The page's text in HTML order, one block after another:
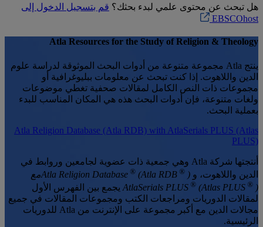
هل تبحث عن محتوى علمي لبدء بحثك؟ قم بتسجيل الدخول إلى
EBSCOhost
Atla Resources for the Study of Religion & Theology
ينتج Atla مجموعة متنوعة من أدوات البحث الموثوقة لدراسة علوم
الدين واللاهوت. إذا كنت تبحث عن معلومات ببليوغرافية أو
مجموعات ذات النص الكامل لمقالات صحفية تغطي موضوعات
ولغات متنوعة، فإن أدوات البحث هذه هي المكان المناسب للبدء
بعملية البحث.
Atla Religion Database (Atla RDB) with AtlaSerials PLUS (Atlas
PLUS)
أنتجتها شركة Atla وهي جمعية ذات عضوية لجامعين وروابط في
الدين واللاهوت، و
® (Atla RDB ®
)مع
AtlaSerials PLUS ® (Atlas PLUS ® )
يجمع بين الفهرس الأول
لمقالات الدوريات ومراجعات الكتب ومجموعات المقالات في جميع
مجالات الدين مع أكبر مجموعة على الإنترنت من Atla للدوريات
الرئيسية.